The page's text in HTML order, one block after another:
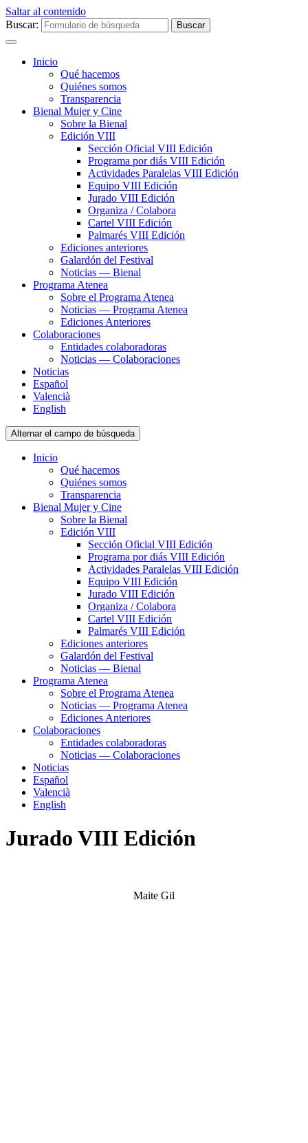
Saltar al contenido
Buscar:
Inicio
Qué hacemos
Quiénes somos
Transparencia
Bienal Mujer y Cine
Sobre la Bienal
Edición VIII
Sección Oficial VIII Edición
Programa por diás VIII Edición
Actividades Paralelas VIII Edición
Equipo VIII Edición
Jurado VIII Edición
Organiza / Colabora
Cartel VIII Edición
Palmarés VIII Edición
Ediciones anteriores
Galardón del Festival
Noticias — Bienal
Programa Atenea
Sobre el Programa Atenea
Noticias — Programa Atenea
Ediciones Anteriores
Colaboraciones
Entidades colaboradoras
Noticias — Colaboraciones
Noticias
Español
Valencià
English
Alternar el campo de búsqueda
Inicio
Qué hacemos
Quiénes somos
Transparencia
Bienal Mujer y Cine
Sobre la Bienal
Edición VIII
Sección Oficial VIII Edición
Programa por diás VIII Edición
Actividades Paralelas VIII Edición
Equipo VIII Edición
Jurado VIII Edición
Organiza / Colabora
Cartel VIII Edición
Palmarés VIII Edición
Ediciones anteriores
Galardón del Festival
Noticias — Bienal
Programa Atenea
Sobre el Programa Atenea
Noticias — Programa Atenea
Ediciones Anteriores
Colaboraciones
Entidades colaboradoras
Noticias — Colaboraciones
Noticias
Español
Valencià
English
Jurado VIII Edición
Maite Gil